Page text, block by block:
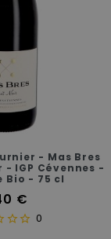
- Mas Bres
IGP Cévennes -
Bio - 75 cl
€
0